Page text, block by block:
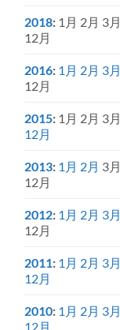
2018: 1月 2月 3月
12月
2016: 1月 2月 3月
12月
2015: 1月 2月 3月
12月
2013: 1月 2月 3月
12月
2012: 1月 2月 3月
12月
2011: 1月 2月 3月
12月
2010: 1月 2月 3月
12月